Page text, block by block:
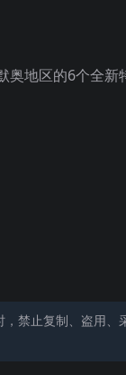
地区的6个全新
禁止复制、盗用、